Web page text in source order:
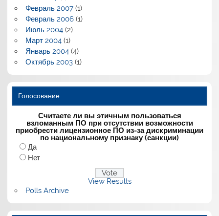
Февраль 2007(1)
Февраль 2006(1)
Июль 2004(2)
Март 2004(1)
Январь 2004(4)
Октябрь 2003(1)
Голосование
Считаете ли вы этичным пользоваться
взломанным ПО при отсутствии возможности
приобрести лицензионное ПО из-за дискриминации
по национальному признаку (санкции)
Да
Нет
View Results
Polls Archive